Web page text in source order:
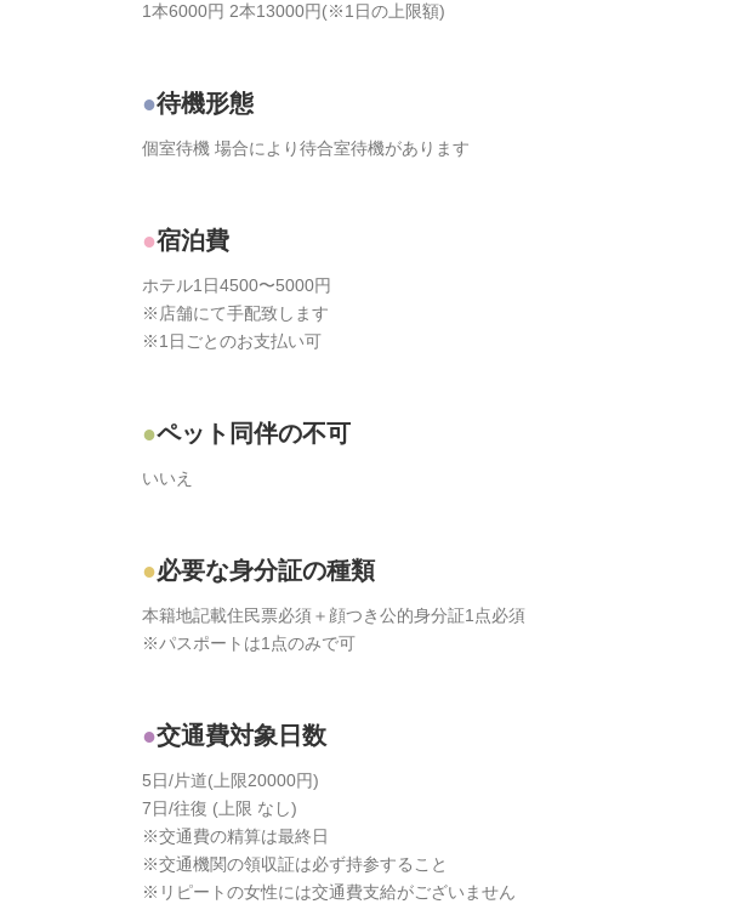
1本6000円 2本13000円(※1日の上限額)
待機形態
個室待機 場合により待合室待機があります
宿泊費
ホテル1日4500〜5000円
※店舗にて手配致します
※1日ごとのお支払い可
ペット同伴の不可
いいえ
必要な身分証の種類
本籍地記載住民票必須＋顔つき公的身分証1点必須
※パスポートは1点のみで可
交通費対象日数
5日/片道(上限20000円)
7日/往復 (上限 なし)
※交通費の精算は最終日
※交通機関の領収証は必ず持参すること
※リピートの女性には交通費支給がございません